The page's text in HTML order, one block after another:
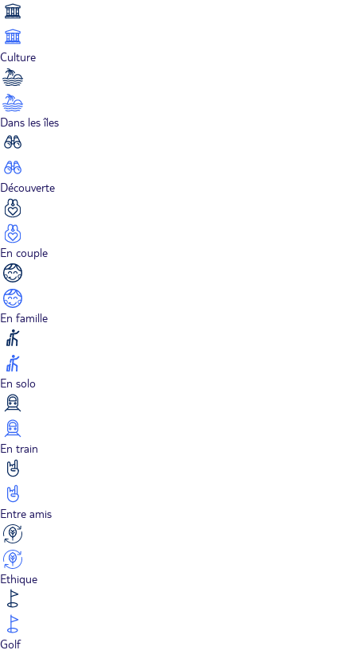
Culture
Dans les îles
Découverte
En couple
En famille
En solo
En train
Entre amis
Ethique
Golf